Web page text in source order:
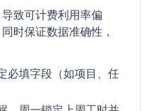
致可计费利用率偏
时保证数据准确性，
必填字段（如项目、任